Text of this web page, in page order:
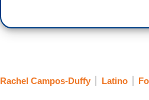
Rachel Campos-Duffy Latino